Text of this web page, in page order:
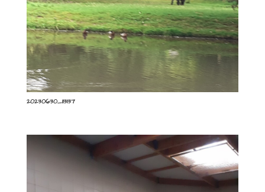
20230630_113137